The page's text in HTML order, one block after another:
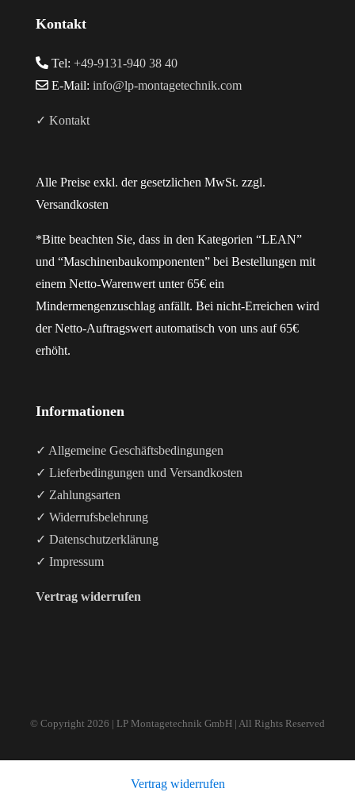
Kontakt
Tel: +49-9131-940 38 40
E-Mail: info@lp-montagetechnik.com
✓ Kontakt
Alle Preise exkl. der gesetzlichen MwSt. zzgl.
Versandkosten
*Bitte beachten Sie, dass in den Kategorien “LEAN”
und “Maschinenbaukomponenten” bei Bestellungen mit
einem Netto-Warenwert unter 65€ ein
Mindermengenzuschlag anfällt. Bei nicht-Erreichen wird
der Netto-Auftragswert automatisch von uns auf 65€
erhöht.
Informationen
✓ Allgemeine Geschäftsbedingungen
✓ Lieferbedingungen und Versandkosten
✓ Zahlungsarten
✓ Widerrufsbelehrung
✓ Datenschutzerklärung
✓ Impressum
Vertrag widerrufen
© Copyright 2026 | LP Montagetechnik GmbH | All Rights Reserved
Vertrag widerrufen